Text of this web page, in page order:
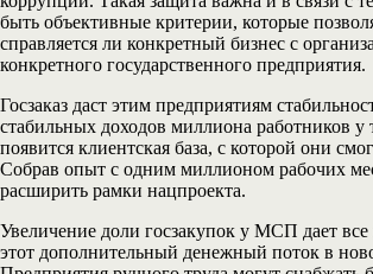
быть объективные критерии, которые
справляется ли конкретный бизнес с
конкретного государственного предприятия.
Госзаказ даст этим предприятиям
стабильных доходов миллиона работников у
появится клиентская база, с которой они
Собрав опыт с одним миллионом рабочих
расширить рамки нацпроекта.
Увеличение доли госзакупок у МСП дает
этот дополнительный денежный поток в